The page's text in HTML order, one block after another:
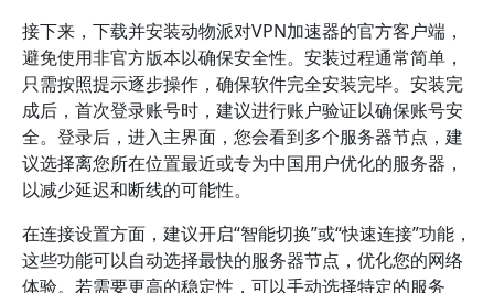
接下来，下载并安装动物派对VPN加速器的官方客户端，
避免使用非官方版本以确保安全性。安装过程通常简单，
只需按照提示逐步操作，确保软件完全安装完毕。安装完
成后，首次登录账号时，建议进行账户验证以确保账号安
全。登录后，进入主界面，您会看到多个服务器节点，建
议选择离您所在位置最近或专为中国用户优化的服务器，
以减少延迟和断线的可能性。
在连接设置方面，建议开启“智能切换”或“快速连接”功能，
这些功能可以自动选择最快的服务器节点，优化您的网络
体验。若需要更高的稳定性，可以手动选择特定的服务